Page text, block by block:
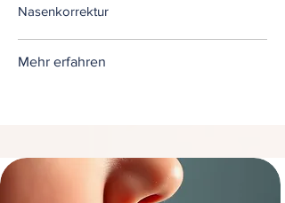
Nasenkorrektur
Mehr erfahren